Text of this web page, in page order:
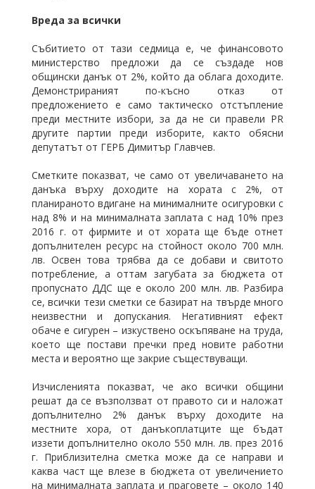
Вреда за всички
Събитието от тази седмица е, че финансовото
министерство предложи да се създаде нов
общински данък от 2%, който да облага доходите.
Демонстрираният по-късно отказ от
предложението е само тактическо отстъпление
преди местните избори, за да не си правели PR
другите партии преди изборите, както обясни
депутатът от ГЕРБ Димитър Главчев.
Сметките показват, че само от увеличаването на
данъка върху доходите на хората с 2%, от
планираното вдигане на минималните осигуровки с
над 8% и на минималната заплата с над 10% през
2016 г. от фирмите и от хората ще бъде отнет
допълнителен ресурс на стойност около 700 млн.
лв. Освен това трябва да се добави и свитото
потребление, а оттам загубата за бюджета от
пропуснато ДДС ще е около 200 млн. лв. Разбира
се, всички тези сметки се базират на твърде много
неизвестни и допускания. Негативният ефект
обаче е сигурен – изкуствено оскъпяване на труда,
което ще постави пречки пред новите работни
места и вероятно ще закрие съществуващи.
Изчисленията показват, че ако всички общини
решат да се възползват от правото си и наложат
допълнително 2% данък върху доходите на
местните хора, от данъкоплатците ще бъдат
иззети допълнително около 550 млн. лв. през 2016
г. Приблизителна сметка може да се направи и
каква част ще влезе в бюджета от увеличението
на минималната заплата и праговете – около 140